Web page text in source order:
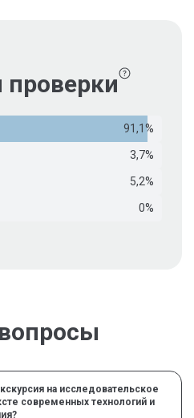
проверки
91,1%
3,7%
5,2%
0%
на исследовательское
современных технологий и